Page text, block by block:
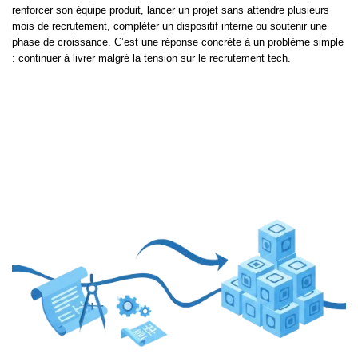
renforcer son équipe produit, lancer un projet sans attendre plusieurs
mois de recrutement, compléter un dispositif interne ou soutenir une
phase de croissance. C’est une réponse concrète à un problème simple
: continuer à livrer malgré la tension sur le recrutement tech.